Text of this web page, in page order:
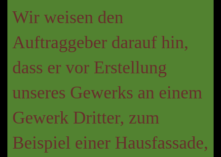
Wir weisen den
Auftraggeber darauf hin,
dass er vor Erstellung
unseres Gewerks an einem
Gewerk Dritter, zum
Beispiel einer Hausfassade,